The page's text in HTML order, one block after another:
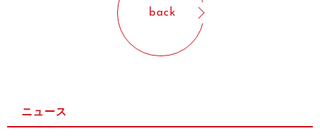
back
ニュース